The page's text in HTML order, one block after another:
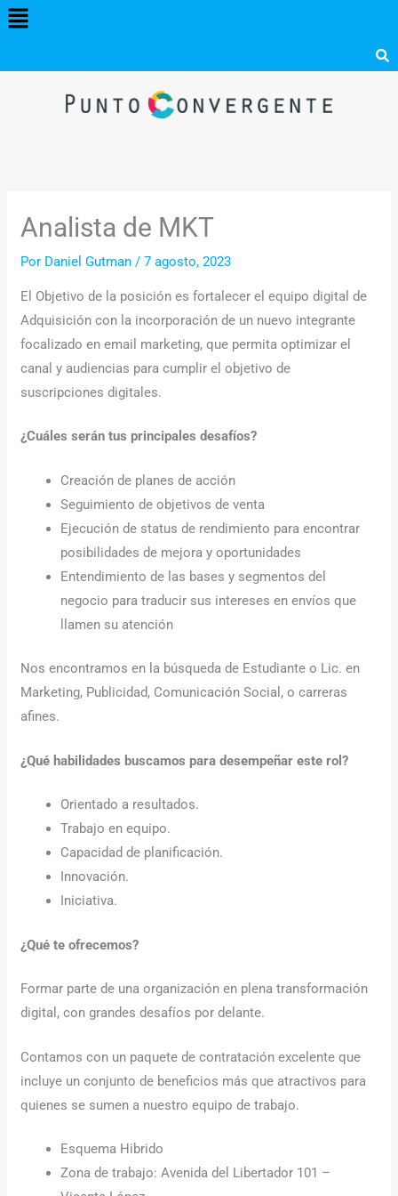
Menú
Analista de MKT
Por Daniel Gutman/7 agosto, 2023
El Objetivo de la posición es fortalecer el equipo digital de
Adquisición con la incorporación de un nuevo integrante
focalizado en email marketing, que permita optimizar el
canal y audiencias para cumplir el objetivo de
suscripciones digitales.
¿Cuáles serán tus principales desafíos?
Creación de planes de acción
Seguimiento de objetivos de venta
Ejecución de status de rendimiento para encontrar
posibilidades de mejora y oportunidades
Entendimiento de las bases y segmentos del
negocio para traducir sus intereses en envíos que
llamen su atención
Nos encontramos en la búsqueda de Estudiante o Lic. en
Marketing, Publicidad, Comunicación Social, o carreras
afines.
¿Qué habilidades buscamos para desempeñar este rol?
Orientado a resultados.
Trabajo en equipo.
Capacidad de planificación.
Innovación.
Iniciativa.
¿Qué te ofrecemos?
Formar parte de una organización en plena transformación
digital, con grandes desafíos por delante.
Contamos con un paquete de contratación excelente que
incluye un conjunto de beneficios más que atractivos para
quienes se sumen a nuestro equipo de trabajo.
Esquema Hibrido
Zona de trabajo: Avenida del Libertador 101 –